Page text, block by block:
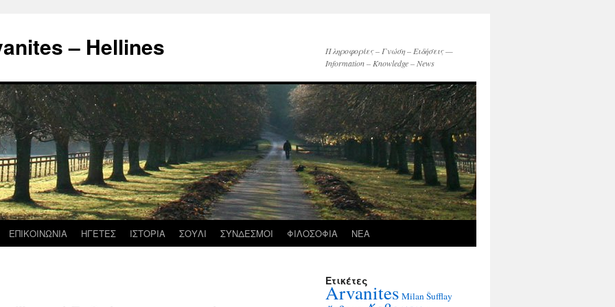
– Hellines
Πληροφορίες – Γνώση – Ειδήσεις —
Information – Knowledge – News
ΕΠΙΚΟΙΝΩΝΙΑ ΗΓΕΤΕΣ ΙΣΤΟΡΙΑ ΣΟΥΛΙ ΣΥΝΔΕΣΜΟΙ ΦΙΛΟΣΟΦΙΑ ΝΕΑ
Ετικέτες
Arvanites Milan Šufflay